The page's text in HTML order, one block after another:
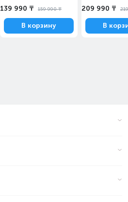
139 990 ₸ 159 990 ₸
В корзину
209 990 ₸
В